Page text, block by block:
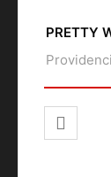
PRETTY